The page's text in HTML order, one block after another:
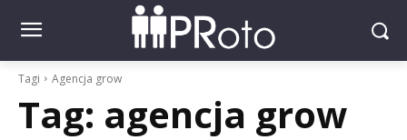
Tagi Agencja grow
Tag: agencja grow